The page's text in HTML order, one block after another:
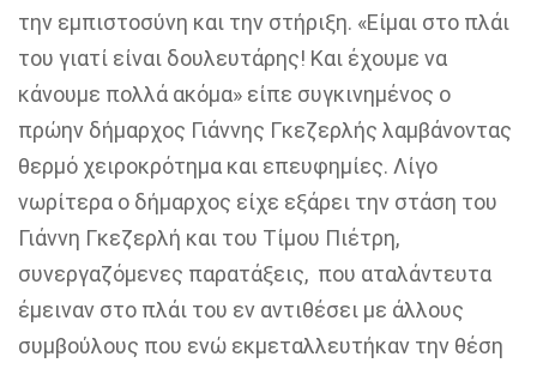
την εμπιστοσύνη και την στήριξη. «Είμαι στο πλάι
του γιατί είναι δουλευτάρης! Και έχουμε να
κάνουμε πολλά ακόμα» είπε συγκινημένος ο
πρώην δήμαρχος Γιάννης Γκεζερλής λαμβάνοντας
θερμό χειροκρότημα και επευφημίες. Λίγο
νωρίτερα ο δήμαρχος είχε εξάρει την στάση του
Γιάννη Γκεζερλή και του Τίμου Πιέτρη,
συνεργαζόμενες παρατάξεις, που αταλάντευτα
έμειναν στο πλάι του εν αντιθέσει με άλλους
συμβούλους που ενώ εκμεταλλευτήκαν την θέση